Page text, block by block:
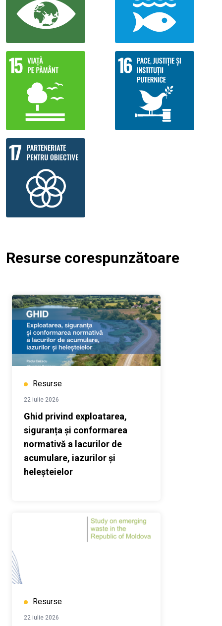
Resurse corespunzătoare
Resurse
22 iulie 2026
Ghid privind exploatarea,
siguranța și conformarea
normativă a lacurilor de
acumulare, iazurilor și
heleșteielor
Resurse
22 iulie 2026